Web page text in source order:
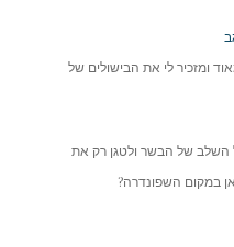
ומזכיר לי את הבישולים של
השלב של הבשר ולטגן רק את
במקום השפונדרה?